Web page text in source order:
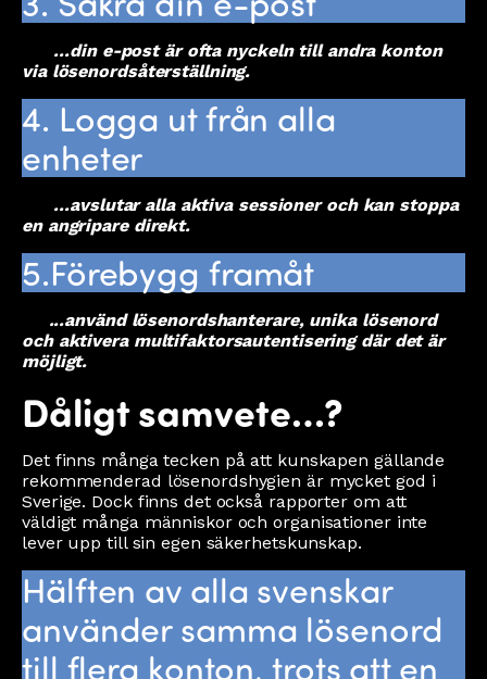
...din e-post är ofta nyckeln till andra konton
via lösenordsåterställning.
4. Logga ut från alla
enheter
...avslutar alla aktiva sessioner och kan stoppa
en angripare direkt.
5.Förebygg framåt
...använd lösenordshanterare, unika lösenord
och aktivera multifaktorsautentisering där det är
möjligt.
Dåligt samvete…?
Det finns många tecken på att kunskapen gällande
rekommenderad lösenordshygien är mycket god i
Sverige. Dock finns det också rapporter om att
väldigt många människor och organisationer inte
lever upp till sin egen säkerhetskunskap.
Hälften av alla svenskar
använder samma lösenord
till flera konton, trots att en